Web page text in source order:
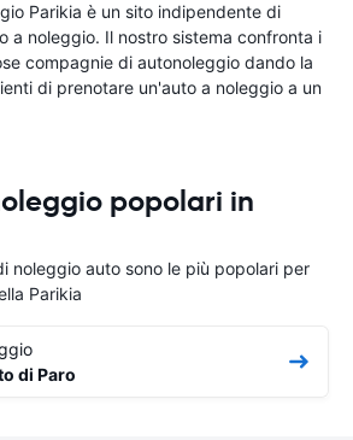
Parikia è un sito indipendente di
a noleggio. Il nostro sistema confronta i
compagnie di autonoleggio dando la
di prenotare un'auto a noleggio a un
popolari in
noleggio auto sono le più popolari per
Parikia
di Paro